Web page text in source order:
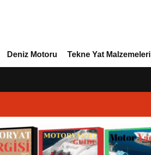
Deniz Motoru Tekne Yat Malzemeleri